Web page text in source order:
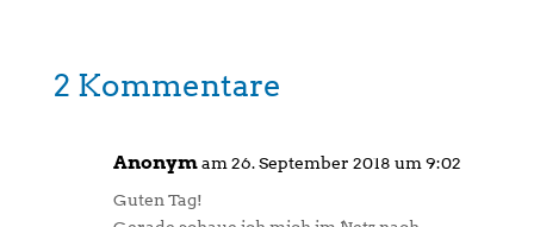
2 Kommentare
Anonym am 26. September 2018 um 9:02
Guten Tag!